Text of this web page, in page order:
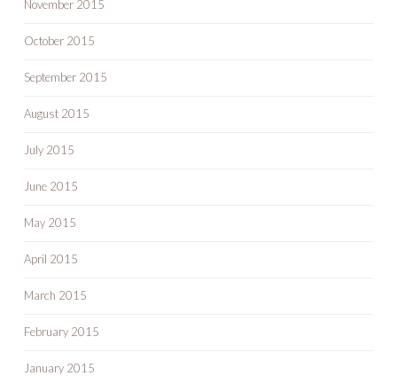
November 2015
October 2015
September 2015
August 2015
July 2015
June 2015
May 2015
April 2015
March 2015
February 2015
January 2015